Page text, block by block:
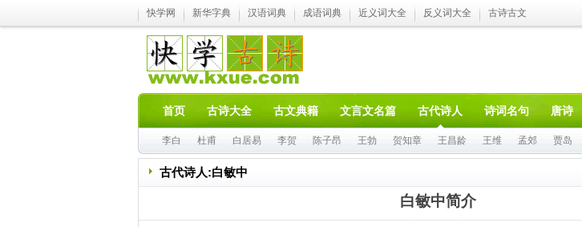
快学网 新华字典 汉语词典 成语词典 近义词大全 反义词大全 古诗古文
首页 古诗大全 古文典籍 文言文名篇 古代诗人 诗词名句 唐诗
李白 杜甫 白居易 李贺 陈子昂 王勃 贺知章 王昌龄 王维 孟郊 贾岛
古代诗人:白敏中
白敏中简介